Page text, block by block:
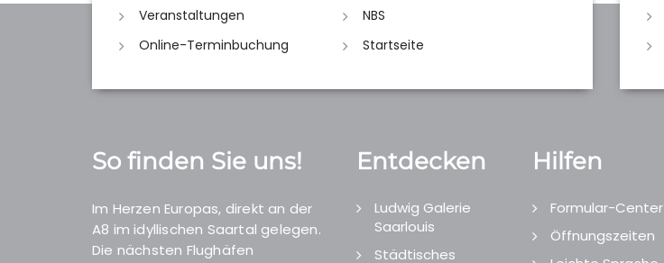
Veranstaltungen
NBS
Online-Terminbuchung
Startseite
So finden Sie uns!
Im Herzen Europas, direkt an der
A8 im idyllischen Saartal gelegen.
Die nächsten Flughäfen
Entdecken
Ludwig Galerie
Saarlouis
Städtisches
Hilfen
Formular-Center
Öffnungszeiten